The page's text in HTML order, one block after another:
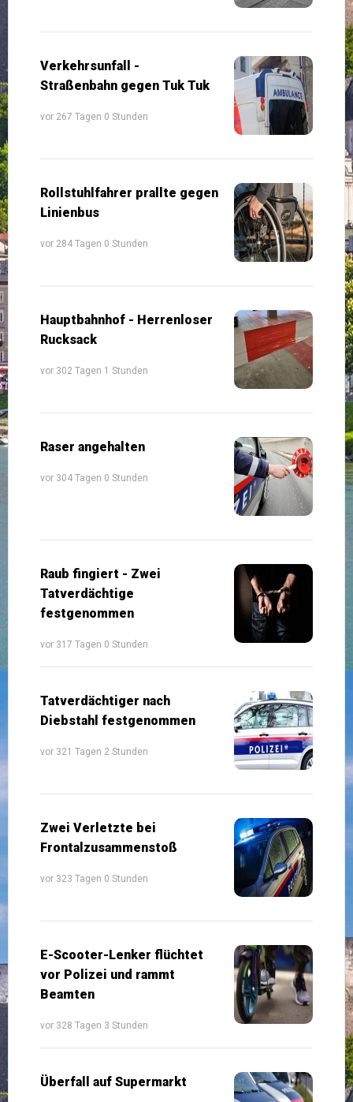
Verkehrsunfall -
Straßenbahn gegen Tuk Tuk
vor 267 Tagen 0 Stunden
Rollstuhlfahrer prallte gegen
Linienbus
vor 284 Tagen 0 Stunden
Hauptbahnhof - Herrenloser
Rucksack
vor 302 Tagen 1 Stunden
Raser angehalten
vor 304 Tagen 0 Stunden
Raub fingiert - Zwei
Tatverdächtige
festgenommen
vor 317 Tagen 0 Stunden
Tatverdächtiger nach
Diebstahl festgenommen
vor 321 Tagen 2 Stunden
Zwei Verletzte bei
Frontalzusammenstoß
vor 323 Tagen 0 Stunden
E-Scooter-Lenker flüchtet
vor Polizei und rammt
Beamten
vor 328 Tagen 3 Stunden
Überfall auf Supermarkt